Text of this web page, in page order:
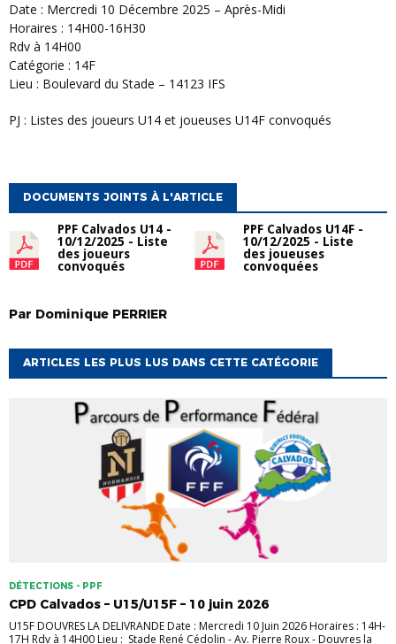
Date : Mercredi 10 Décembre 2025 – Après-Midi
Horaires : 14H00-16H30
Rdv à 14H00
Catégorie : 14F
Lieu : Boulevard du Stade – 14123 IFS
PJ : Listes des joueurs U14 et joueuses U14F convoqués
DOCUMENTS JOINTS À L'ARTICLE
PPF Calvados U14 -
10/12/2025 - Liste
des joueurs
convoqués
PPF Calvados U14F -
10/12/2025 - Liste
des joueuses
convoquées
Par Dominique PERRIER
ARTICLES LES PLUS LUS DANS CETTE CATÉGORIE
DÉTECTIONS - PPF
CPD Calvados – U15/U15F – 10 juin 2026
U15F DOUVRES LA DELIVRANDE Date : Mercredi 10 Juin 2026 Horaires : 14H-
17H Rdv à 14H00 Lieu : Stade René Cédolin - Av. Pierre Roux - Douvres la